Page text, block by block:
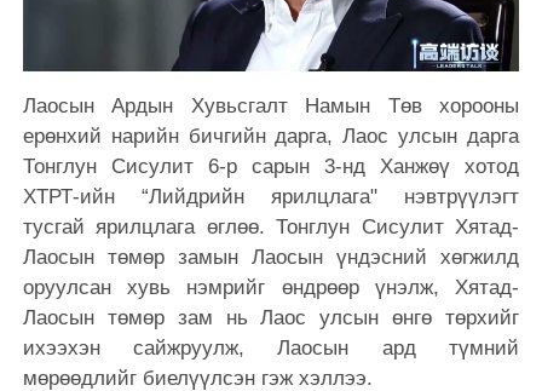
Лаосын Ардын Хувьсгалт Намын Төв хорооны
ерөнхий нарийн бичгийн дарга, Лаос улсын дарга
Тонглун Сисулит 6-р сарын 3-нд Ханжөү хотод
ХТРТ-ийн “Лийдрийн ярилцлага" нэвтрүүлэгт
тусгай ярилцлага өглөө. Тонглун Сисулит Хятад-
Лаосын төмөр замын Лаосын үндэсний хөгжилд
оруулсан хувь нэмрийг өндрөөр үнэлж, Хятад-
Лаосын төмөр зам нь Лаос улсын өнгө төрхийг
ихээхэн сайжруулж, Лаосын ард түмний
мөрөөдлийг биелүүлсэн гэж хэллээ.